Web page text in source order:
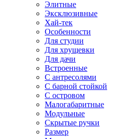
Элитные
Эксклюзивные
Хай-тек
Особенности
Для студии
Для хрущевки
Для дачи
Встроенные
С антресолями
С барной стойкой
С островом
Малогабаритные
Модульные
Скрытые ручки
Размер